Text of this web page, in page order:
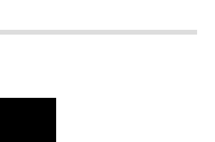
ने सुनाया किस्सा
थोड़ा